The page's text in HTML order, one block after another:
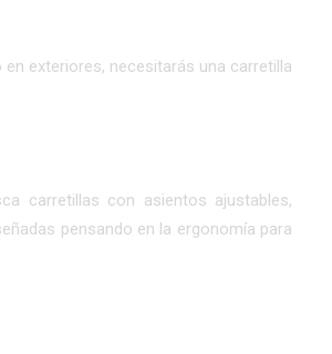
exteriores, necesitarás una carretilla
carretillas con asientos ajustables,
pensando en la ergonomía para